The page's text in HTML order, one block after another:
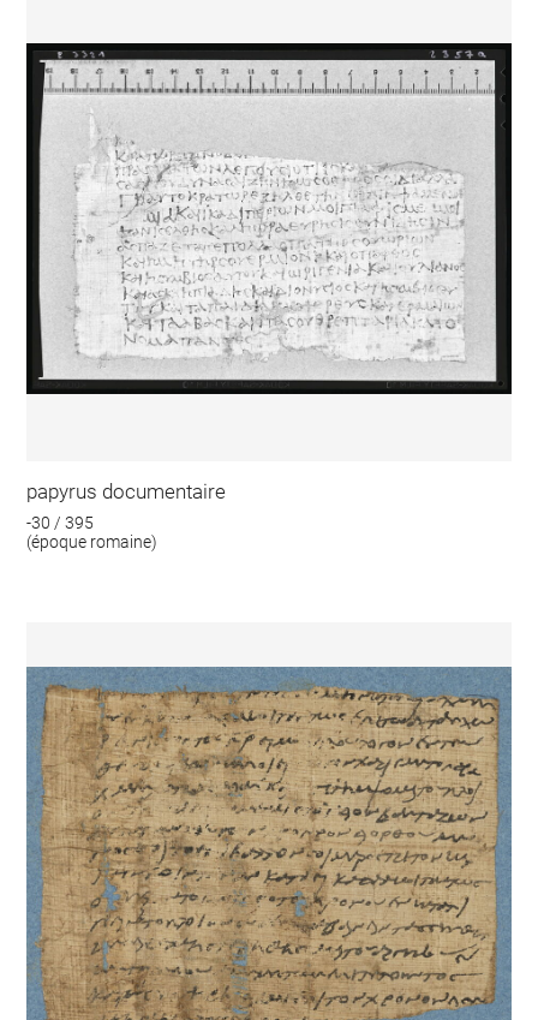
papyrus documentaire
-30 / 395
(époque romaine)